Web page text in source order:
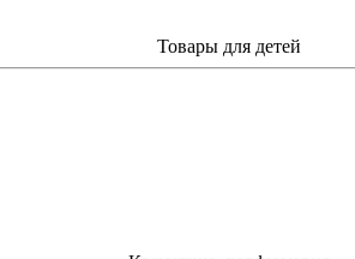
Товары для детей